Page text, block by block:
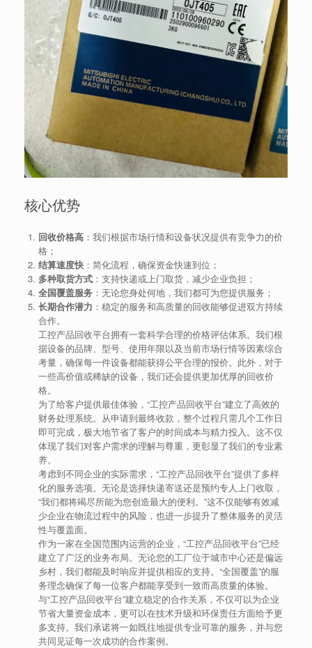
核心优势
回收价格高：我们根据市场行情和设备状况提供有竞争力的价
格；
结算速度快：简化流程，确保资金快速到位；
多种取货方式：支持快递或上门取货，减少企业负担；
全国覆盖服务：无论您身处何地，我们都可为您提供服务；
长期合作潜力 ：稳定的服务和高质量的回收能够促进双方持续
合作。
工控产品回收平台拥有一套科学合理的价格评估体系。我们根
据设备的品牌、型号、使用年限以及当前市场行情等因素综合
考量，确保每一件设备都能获得公平合理的报价。此外，对于
一些高价值或稀缺的设备，我们还会提供更加优厚的回收价
格。
为了给客户提供最佳体验，“工控产品回收平台”建立了高效的
财务处理系统。从申请到最终收款，整个过程只需几个工作日
即可完成，极大地节省了客户的时间成本与精力投入。这不仅
体现了我们对客户需求的理解与尊重，更彰显了我们的专业素
养。
考虑到不同企业的实际需求，“工控产品回收平台”提供了多样
化的服务选项。无论是选择快递寄送还是预约专人上门收取，
“我们都将竭尽所能为您创造最大的便利。”这不仅能够有效减
少企业在物流过程中的风险，也进一步提升了整体服务的灵活
性与覆盖面。
作为一家在全国范围内运营的企业，“工控产品回收平台”已经
建立了广泛的业务布局。无论您的工厂位于城市中心还是偏远
乡村，我们都能及时响应并提供相应的支持。“全国覆盖”的服
务理念确保了每一位客户都能享受到一致而高质量的体验。
与“工控产品回收平台”建立稳定的合作关系，不仅可以为企业
节省大量资金成本，更可以在技术升级和环保责任方面给予更
多支持。我们承诺将一如既往地提供专业可靠的服务，并与您
共同见证每一次成功的合作案例。